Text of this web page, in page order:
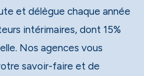
et délègue chaque année
intérimaires, dont 15%
Nos agences vous
savoir-faire et de